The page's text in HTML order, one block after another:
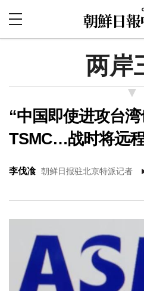
两岸
“中国即使进攻台
TSMC…战时将远
李伐飡 朝鲜日报驻北京特派记者